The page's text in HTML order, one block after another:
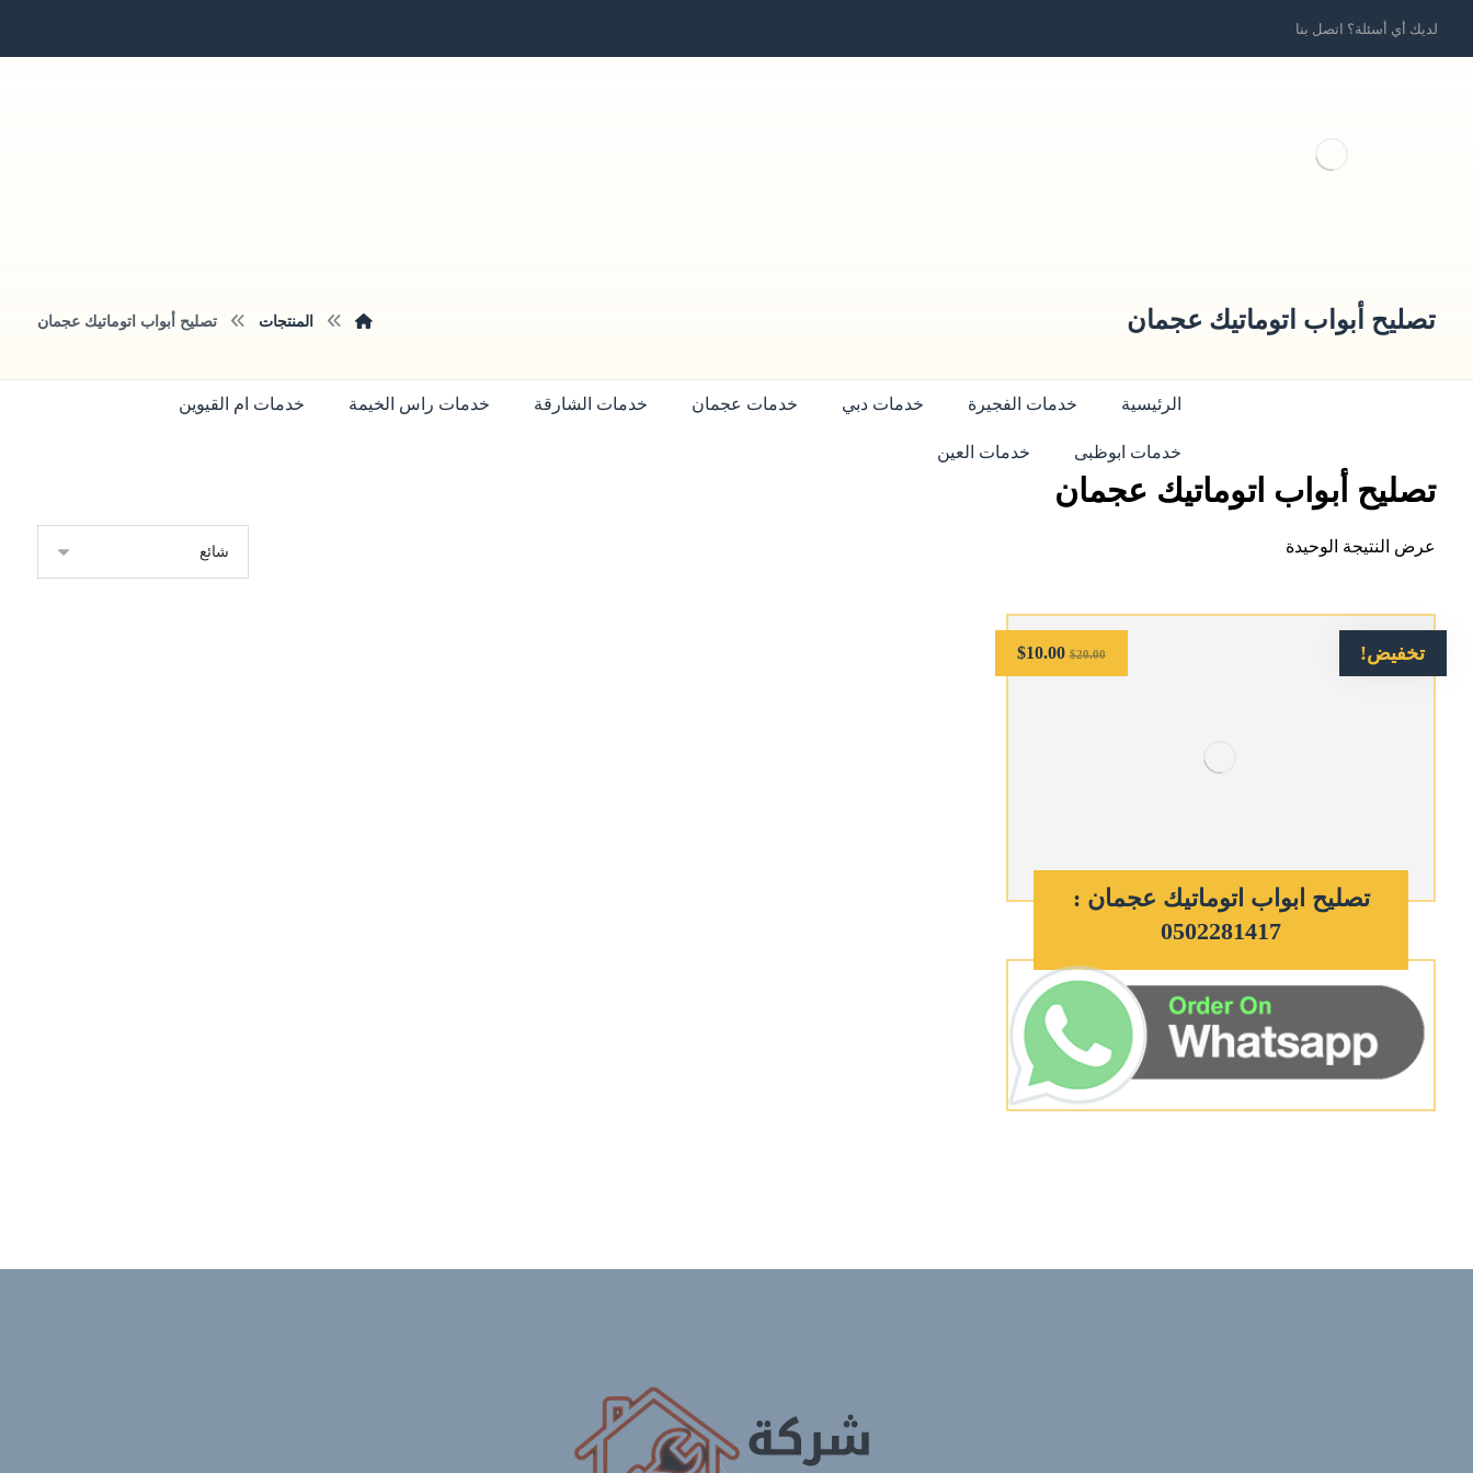
لديك أي أسئلة؟ اتصل بنا
الرئيسية خدمات الفجيرة خدمات دبي خدمات عجمان خدمات الشارقة خدمات راس الخيمة خدمات ام القيوين
خدمات ابوظبى خدمات العين
تصليح أبواب اتوماتيك عجمان المنتجات تصليح أبواب اتوماتيك عجمان
تصليح أبواب اتوماتيك عجمان
عرض النتيجة الوحيدة
تخفيض!
تصليح ابواب اتوماتيك عجمان :
0502281417
$20.00
$10.00